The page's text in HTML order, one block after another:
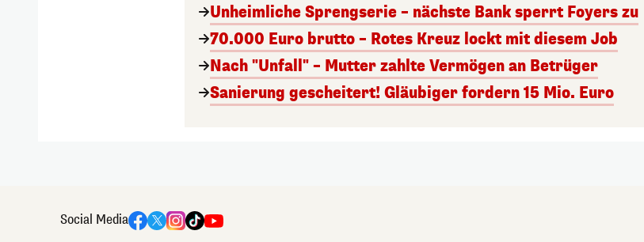
Unheimliche Sprengserie – nächste Bank sperrt Foyers zu
70.000 Euro brutto – Rotes Kreuz lockt mit diesem Job
Nach "Unfall" – Mutter zahlte Vermögen an Betrüger
Sanierung gescheitert! Gläubiger fordern 15 Mio. Euro
Social Media